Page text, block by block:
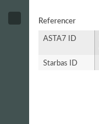
Referencer
ASTA7 ID
Starbas ID